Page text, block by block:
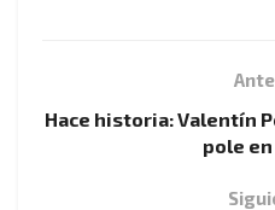
Hace historia: Valentín
pole